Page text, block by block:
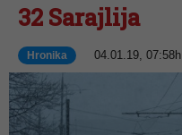
32 Sarajlija
Hronika 04.01.19, 07:58h